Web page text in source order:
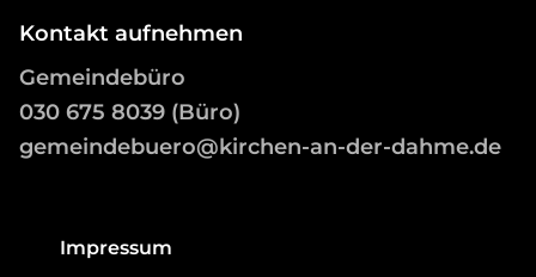
Kontakt aufnehmen
Gemeindebüro
030 675 8039 (Büro)
gemeindebuero@kirchen-an-der-dahme.de
Impressum